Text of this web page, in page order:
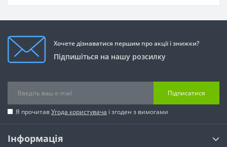
Хочете дізнаватися першим про акції і знижки?
Підпишіться на нашу розсилку
Підписатися
Я прочитавУгода користувача і згоден з вимогами
Інформація